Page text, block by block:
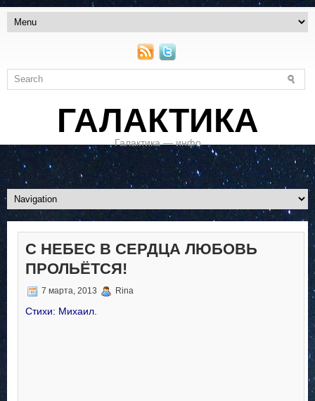
ГАЛАКТИКА
Галактика — инфо
С НЕБЕС В СЕРДЦА ЛЮБОВЬ
ПРОЛЬЁТСЯ!
7 марта, 2013 Rina
Стихи: Михаил.